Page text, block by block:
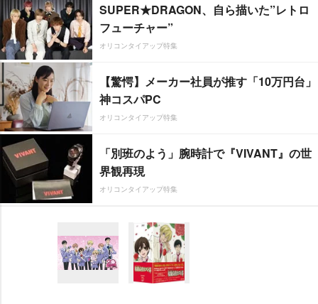
SUPER★DRAGON、自ら描いた”レトロ
フューチャー”
オリコンタイアップ特集
【驚愕】メーカー社員が推す「10万円台」
神コスパPC
オリコンタイアップ特集
「別班のよう」腕時計で『VIVANT』の世
界観再現
オリコンタイアップ特集